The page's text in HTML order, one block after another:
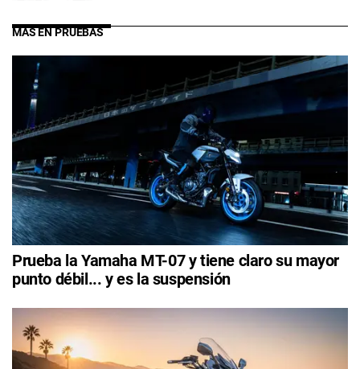
MÁS EN PRUEBAS
Prueba la Yamaha MT-07 y tiene claro su mayor
punto débil... y es la suspensión